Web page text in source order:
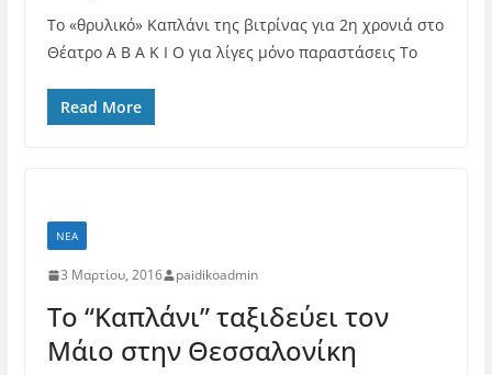
Το «θρυλικό» Καπλάνι της βιτρίνας για 2η χρονιά στο
Θέατρο Α Β Α Κ Ι Ο για λίγες μόνο παραστάσεις Το
Read More
ΝΈΑ
3 Μαρτίου, 2016 paidikoadmin
Το “Καπλάνι” ταξιδεύει τον
Μάιο στην Θεσσαλονίκη